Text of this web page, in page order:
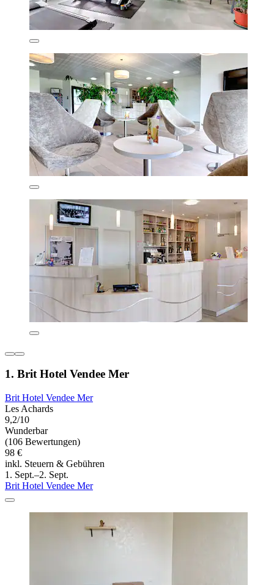
1. Brit Hotel Vendee Mer
Brit Hotel Vendee Mer
Les Achards
9,2/10
Wunderbar
(106 Bewertungen)
98 €
inkl. Steuern & Gebühren
1. Sept.–2. Sept.
Brit Hotel Vendee Mer